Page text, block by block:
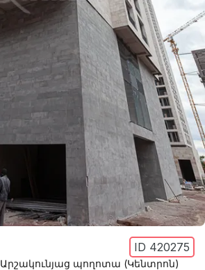
ID 420275
Արշակունյաց պողոտա (Կենտրոն)